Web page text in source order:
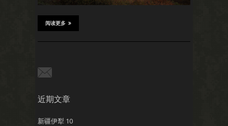
阅读更多
近期文章
新疆伊犁 10